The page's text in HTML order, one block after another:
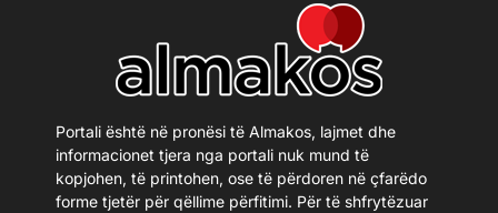
Portali është në pronësi të Almakos, lajmet dhe
informacionet tjera nga portali nuk mund të
kopjohen, të printohen, ose të përdoren në çfarëdo
forme tjetër për qëllime përfitimi. Për të shfrytëzuar